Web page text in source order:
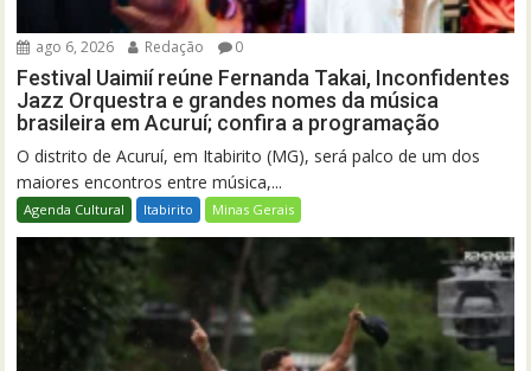
ago 6, 2026 Redação 0
Festival Uaimií reúne Fernanda Takai, Inconfidentes
Jazz Orquestra e grandes nomes da música
brasileira em Acuruí; confira a programação
O distrito de Acuruí, em Itabirito (MG), será palco de um dos
maiores encontros entre música,...
Agenda Cultural Itabirito Minas Gerais